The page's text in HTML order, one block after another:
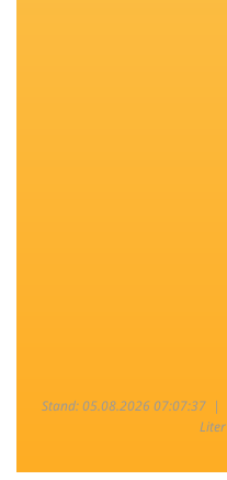
Stand: 05.08.2026 07:07:37 |